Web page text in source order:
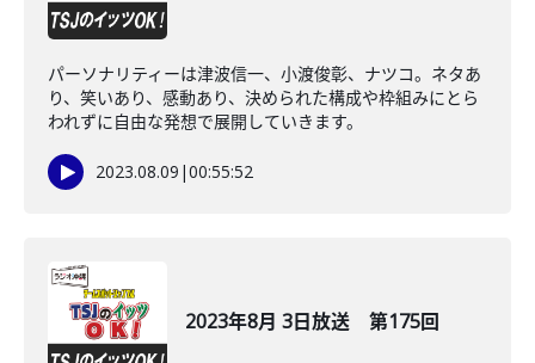
パーソナリティーは津波信一、小渡俊彰、ナツコ。ネタあ
り、笑いあり、感動あり、決められた構成や枠組みにとら
われずに自由な発想で展開していきます。
2023.08.09 |00:55:52
2023年8月 3日放送 第175回